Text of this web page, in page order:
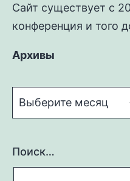
Сайт существует с
конференция и того
Архивы
Поиск…